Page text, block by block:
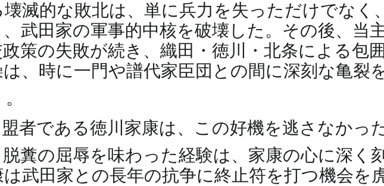
滅的な敗北は、単に兵力を失っただけでなく
武田家の軍事的中核を破壊した。その後、当
策の失敗が続き、織田・徳川・北条による包
、時に一門や譜代家臣団との間に深刻な亀裂
。
者である徳川家康は、この好機を逃さなかっ
糞の屈辱を味わった経験は、家康の心に深く
武田家との長年の抗争に終止符を打つ機会を